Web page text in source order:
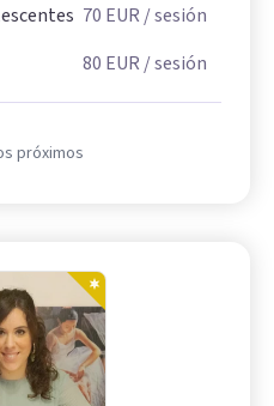
70 EUR / sesión
80 EUR / sesión
próximos